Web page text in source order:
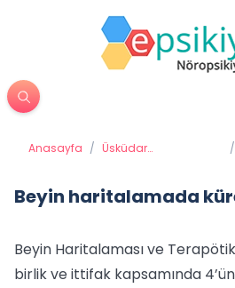
Anasayfa / Üsküdar
/
Beyin haritalamada
Beyin Haritalaması ve
birlik ve ittifak kapsamında